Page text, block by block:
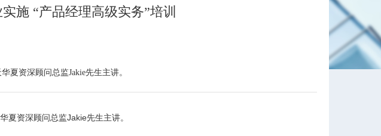
施 “产品经理高级实务”培训
夏资深顾问总监Jakie先生主讲。
夏资深顾问总监Jakie先生主讲。